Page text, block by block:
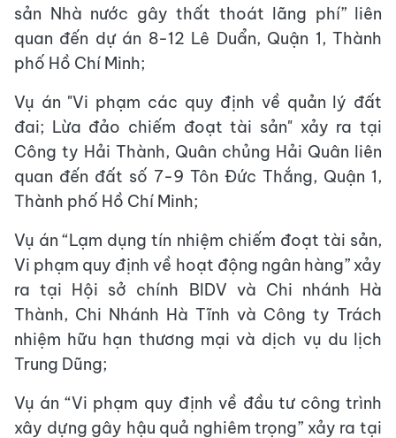
sản Nhà nước gây thất thoát lãng phí” liên
quan đến dự án 8-12 Lê Duẩn, Quận 1, Thành
phố Hồ Chí Minh;
Vụ án "Vi phạm các quy định về quản lý đất
đai; Lừa đảo chiếm đoạt tài sản" xảy ra tại
Công ty Hải Thành, Quân chủng Hải Quân liên
quan đến đất số 7-9 Tôn Đức Thắng, Quận 1,
Thành phố Hồ Chí Minh;
Vụ án “Lạm dụng tín nhiệm chiếm đoạt tài sản,
Vi phạm quy định về hoạt động ngân hàng” xảy
ra tại Hội sở chính BIDV và Chi nhánh Hà
Thành, Chi Nhánh Hà Tĩnh và Công ty Trách
nhiệm hữu hạn thương mại và dịch vụ du lịch
Trung Dũng;
Vụ án “Vi phạm quy định về đầu tư công trình
xây dựng gây hậu quả nghiêm trọng” xảy ra tại